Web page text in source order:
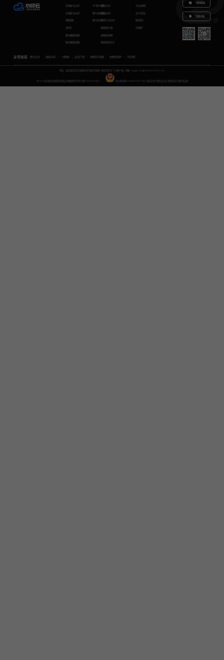
在线图片去水印
在线图片加水印
智能抠图
证件照
图片模糊变清晰
图片模糊变清晰
GIF图片生成
图片无损放大
图片转文字
视频去水印
视频加水印
视频怎么去水印
视频提取下载
视频格式转换
视频语音转文字
水印云教程
关于水印云
联系我们
代理推广
下载电脑版
下载移动端
友情链接 图片去水印 视频去水印 一键抠图 去水印下载 视频转文字提取 免费配音软件 声音克隆
地址：湖北省武汉市东湖新技术开发区关南园一路当代梦工厂4号楼10楼，邮箱：yinglin.wu@udreamtech.com
©2020武汉联合创想科技有限公司版权所有 鄂ICP备17031026号-8 鄂公网安备42018502007353 水印云专注 图片去水印 视频去水印 国内杰出者